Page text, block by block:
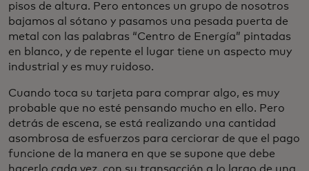
pisos de altura. Pero entonces un grupo de nosotros
bajamos al sótano y pasamos una pesada puerta de
metal con las palabras “Centro de Energía” pintadas
en blanco, y de repente el lugar tiene un aspecto muy
industrial y es muy ruidoso.
Cuando toca su tarjeta para comprar algo, es muy
probable que no esté pensando mucho en ello. Pero
detrás de escena, se está realizando una cantidad
asombrosa de esfuerzos para cerciorar de que el pago
funcione de la manera en que se supone que debe